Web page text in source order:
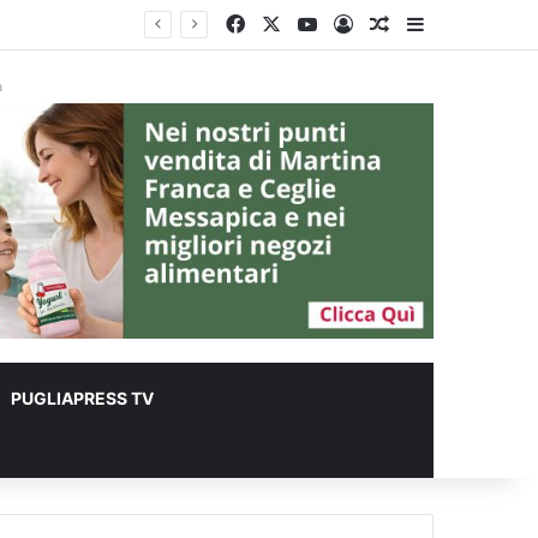
FacebookYou TubeAccediUn articolo a
PUGLIAPRESS TV